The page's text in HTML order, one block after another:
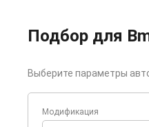
Подбор для
Выберите параметры
Модификация